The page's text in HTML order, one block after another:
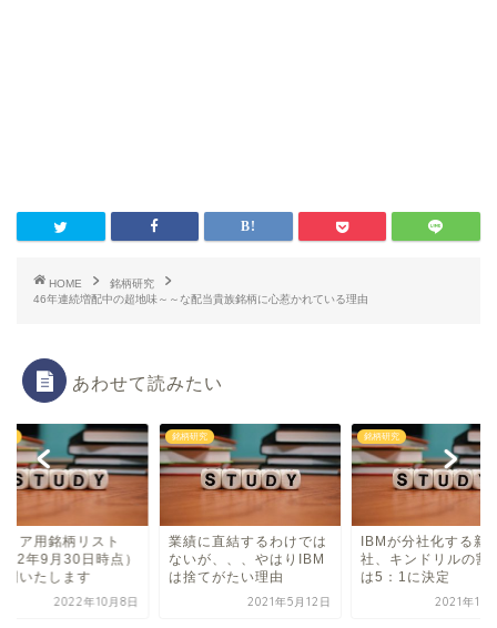
HOME
銘柄研究
46年連続増配中の超地味～～な配当貴族銘柄に心惹かれている理由
あわせて読みたい
イア用銘柄リスト
年9月30日時点）
開いたします
2022年10月8日
銘柄研究
業績に直結するわけでは
ないが、、、やはりIBM
は捨てがたい理由
2021年5月12日
銘柄研究
IBMが分社化する新
社、キンドリルの割
は5：1に決定
2021年10